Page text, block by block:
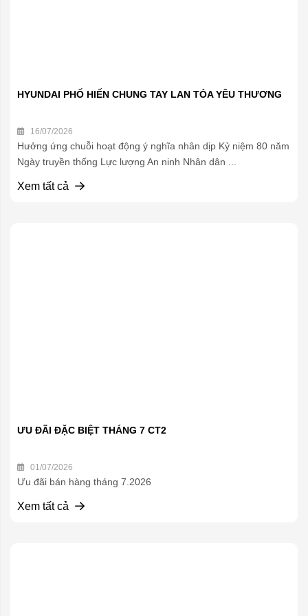
HYUNDAI PHỐ HIẾN CHUNG TAY LAN TỎA YÊU THƯƠNG
16/07/2026
Hưởng ứng chuỗi hoạt động ý nghĩa nhân dịp Kỷ niệm 80 năm
Ngày truyền thống Lực lượng An ninh Nhân dân ...
Xem tất cả
ƯU ĐÃI ĐẶC BIỆT THÁNG 7 CT2
01/07/2026
Ưu đãi bán hàng tháng 7.2026
Xem tất cả